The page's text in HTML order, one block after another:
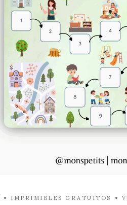
IMPRIMIBLES GRATUITOS